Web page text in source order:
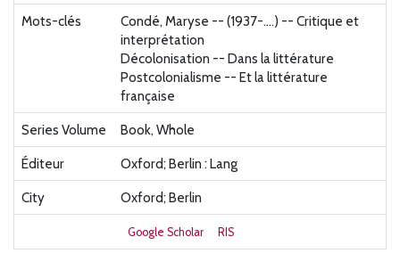
Mots-clés
Condé, Maryse -- (1937-....) -- Critique et
interprétation
Décolonisation -- Dans la littérature
Postcolonialisme -- Et la littérature
française
Series Volume
Book, Whole
Éditeur
Oxford; Berlin : Lang
City
Oxford; Berlin
Google Scholar RIS